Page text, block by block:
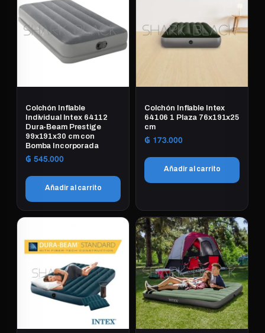
Colchón Inflable
Individual Intex 64112
Dura-Beam Prestige
99x191x30 cm con
Bomba Incorporada
₲ 545.000
Añadir al carrito
Colchón Inflable Intex
64106 1 Plaza 76x191x25
cm
₲ 173.000
Añadir al carrito